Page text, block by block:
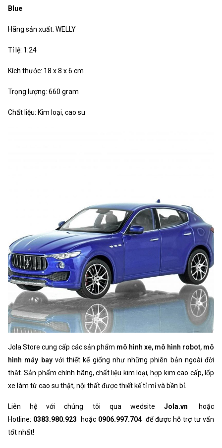
Blue
Hãng sản xuất: WELLY
Tỉ lệ: 1:24
Kích thước: 18 x 8 x 6 cm
Trọng lượng: 660 gram
Chất liệu: Kim loại, cao su
Jola Store cung cấp các sản phẩm mô hình xe, mô hình robot, mô
hình máy bayvới thiết kế giống như những phiên bản ngoài đời
thật. Sản phẩm chính hãng, chất liệu kim loại, hợp kim cao cấp, lốp
xe làm từ cao su thật, nội thất được thiết kế tỉ mỉ và bền bỉ.
Liên hệ với chúng tôi qua wedsite Jola.vn
hoặc
Hotline: 0383.980.923 hoặc 0906.997.704 để được hỗ trợ tư vấn
tốt nhất!